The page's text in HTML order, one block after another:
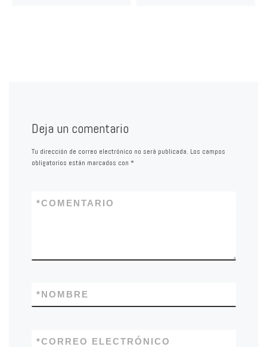
Deja un comentario
Tu dirección de correo electrónico no será publicada. Los campos
obligatorios están marcados con *
COMENTARIO
*
NOMBRE
*
CORREO ELECTRÓNICO
*